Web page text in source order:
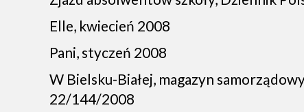
Elle, kwiecień 2008
Pani, styczeń 2008
W Bielsku-Białej, magazyn
22/144/2008